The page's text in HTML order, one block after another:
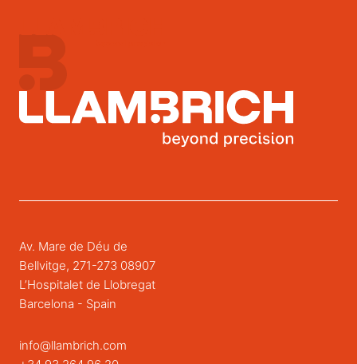
Av. Mare de Déu de
Bellvitge, 271-273 08907
L’Hospitalet de Llobregat
Barcelona - Spain
info@llambrich.com